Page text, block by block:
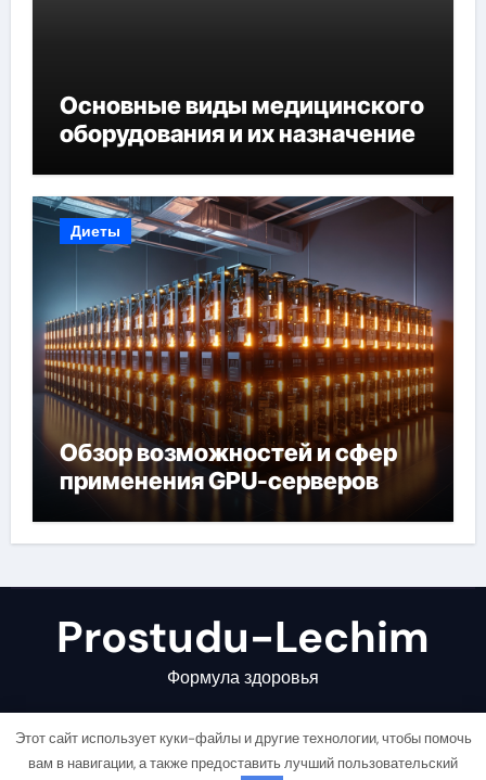
Основные виды медицинского
оборудования и их назначение
Диеты
Обзор возможностей и сфер
применения GPU-серверов
Prostudu-Lechim
Формула здоровья
Этот сайт использует куки-файлы и другие технологии, чтобы помочь
вам в навигации, а также предоставить лучший пользовательский